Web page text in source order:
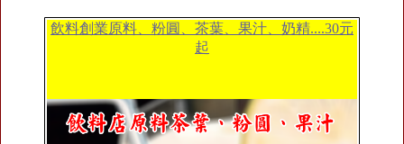
飲料創業原料、粉圓、茶葉、果汁、奶精....30元
起